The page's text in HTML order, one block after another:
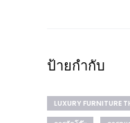
ป้ายกำกับ
LUXURY FURNITURE